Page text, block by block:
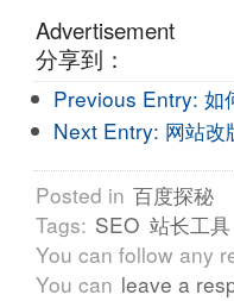
Advertisement
分享到：
Previous Entry: 如
Next Entry: 网站改
Posted in 百度探秘
Tags: SEO 站长工具
You can follow any
You can leave a